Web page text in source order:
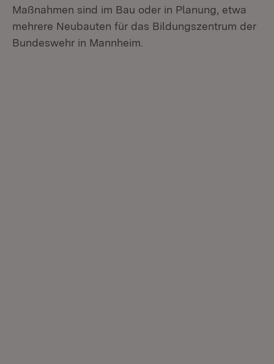
Maßnahmen sind im Bau oder in Planung, etwa
mehrere Neubauten für das Bildungszentrum der
Bundeswehr in Mannheim.